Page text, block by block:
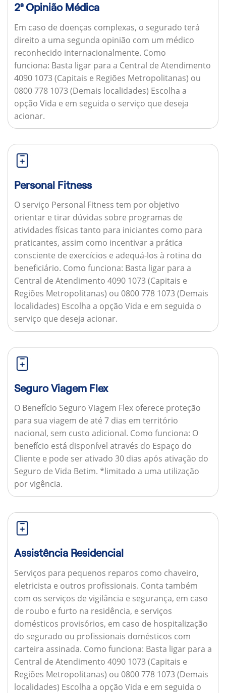
2ª Opinião Médica
Em caso de doenças complexas, o segurado terá
direito a uma segunda opinião com um médico
reconhecido internacionalmente. Como
funciona: Basta ligar para a Central de Atendimento
4090 1073 (Capitais e Regiões Metropolitanas) ou
0800 778 1073 (Demais localidades) Escolha a
opção Vida e em seguida o serviço que deseja
acionar.
Personal Fitness
O serviço Personal Fitness tem por objetivo
orientar e tirar dúvidas sobre programas de
atividades físicas tanto para iniciantes como para
praticantes, assim como incentivar a prática
consciente de exercícios e adequá-los à rotina do
beneficiário. Como funciona: Basta ligar para a
Central de Atendimento 4090 1073 (Capitais e
Regiões Metropolitanas) ou 0800 778 1073 (Demais
localidades) Escolha a opção Vida e em seguida o
serviço que deseja acionar.
Seguro Viagem Flex
O Benefício Seguro Viagem Flex oferece proteção
para sua viagem de até 7 dias em território
nacional, sem custo adicional. Como funciona: O
benefício está disponível através do Espaço do
Cliente e pode ser ativado 30 dias após ativação do
Seguro de Vida Betim. *limitado a uma utilização
por vigência.
Assistência Residencial
Serviços para pequenos reparos como chaveiro,
eletricista e outros profissionais. Conta também
com os serviços de vigilância e segurança, em caso
de roubo e furto na residência, e serviços
domésticos provisórios, em caso de hospitalização
do segurado ou profissionais domésticos com
carteira assinada. Como funciona: Basta ligar para a
Central de Atendimento 4090 1073 (Capitais e
Regiões Metropolitanas) ou 0800 778 1073 (Demais
localidades) Escolha a opção Vida e em seguida o